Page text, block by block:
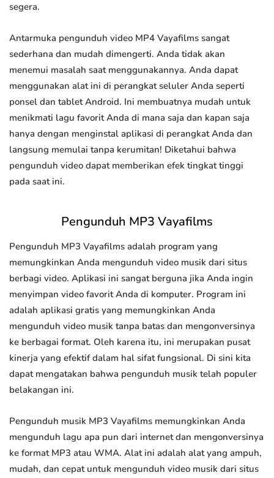
segera.
Antarmuka pengunduh video MP4 Vayafilms sangat
sederhana dan mudah dimengerti. Anda tidak akan
menemui masalah saat menggunakannya. Anda dapat
menggunakan alat ini di perangkat seluler Anda seperti
ponsel dan tablet Android. Ini membuatnya mudah untuk
menikmati lagu favorit Anda di mana saja dan kapan saja
hanya dengan menginstal aplikasi di perangkat Anda dan
langsung memulai tanpa kerumitan! Diketahui bahwa
pengunduh video dapat memberikan efek tingkat tinggi
pada saat ini.
Pengunduh MP3 Vayafilms
Pengunduh MP3 Vayafilms adalah program yang
memungkinkan Anda mengunduh video musik dari situs
berbagi video. Aplikasi ini sangat berguna jika Anda ingin
menyimpan video favorit Anda di komputer. Program ini
adalah aplikasi gratis yang memungkinkan Anda
mengunduh video musik tanpa batas dan mengonversinya
ke berbagai format. Oleh karena itu, ini merupakan pusat
kinerja yang efektif dalam hal sifat fungsional. Di sini kita
dapat mengatakan bahwa pengunduh musik telah populer
belakangan ini.
Pengunduh musik MP3 Vayafilms memungkinkan Anda
mengunduh lagu apa pun dari internet dan mengonversinya
ke format MP3 atau WMA. Alat ini adalah alat yang ampuh,
mudah, dan cepat untuk mengunduh video musik dari situs